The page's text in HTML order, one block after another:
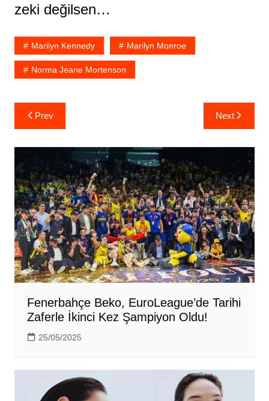
zeki değilsen…
Marilyn Kennedy Marilyn Monroe
Norma Jeane Mortenson
Yazı
gezinmesi
Prev Next
Fenerbahçe Beko, EuroLeague’de Tarihi
Zaferle İkinci Kez Şampiyon Oldu!
25/05/2025